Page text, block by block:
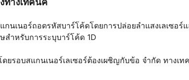
นเนอร์ถอดรหัสบาร์โค้ดโดยการปล่อยลำแสงเลเซอร์
ำหรับการระบุบาร์โค้ด 1D
ยรอบสแกนเนอร์เลเซอร์ต้องเผชิญกับข้อ จำกัด ทางเท